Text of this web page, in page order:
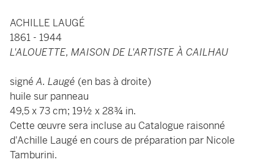
ACHILLE LAUGÉ
1861 - 1944
L'ALOUETTE, MAISON DE L'ARTISTE À CAILHAU
signéA. Laugé (en bas à droite)
huile sur panneau
49,5 x 73 cm; 19½ x 28¾ in.
Cette œuvre sera incluse au Catalogue raisonné
d'Achille Laugé en cours de préparation par Nicole
Tamburini.